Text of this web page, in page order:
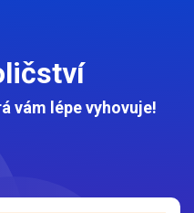
vám lépe vyhovuje!